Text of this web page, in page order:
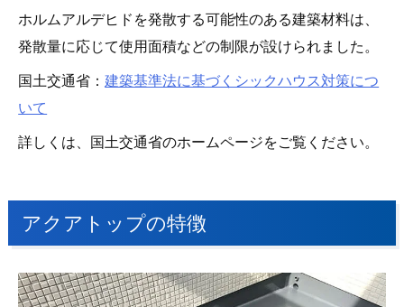
ホルムアルデヒドを発散する可能性のある建築材料は、
発散量に応じて使用面積などの制限が設けられました。
国土交通省：建築基準法に基づくシックハウス対策につ
いて
詳しくは、国土交通省のホームページをご覧ください。
アクアトップの特徴